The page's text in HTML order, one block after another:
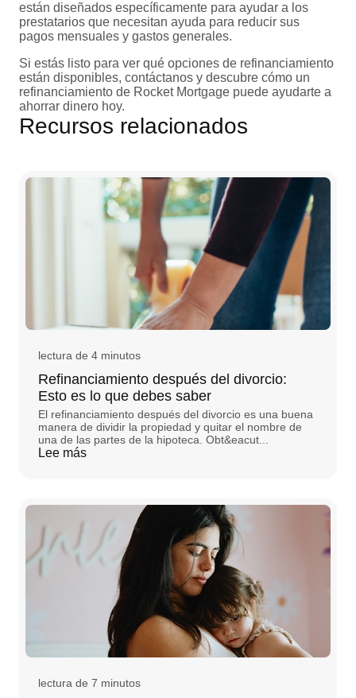
están diseñados específicamente para ayudar a los
prestatarios que necesitan ayuda para reducir sus
pagos mensuales y gastos generales.
Si estás listo para ver qué opciones de refinanciamiento
están disponibles, contáctanos y descubre cómo un
refinanciamiento de Rocket Mortgage puede ayudarte a
ahorrar dinero hoy.
Recursos relacionados
lectura de 4 minutos
Refinanciamiento después del divorcio:
Esto es lo que debes saber
El refinanciamiento después del divorcio es una buena
manera de dividir la propiedad y quitar el nombre de
una de las partes de la hipoteca. Obt&eacut...
Lee más
lectura de 7 minutos